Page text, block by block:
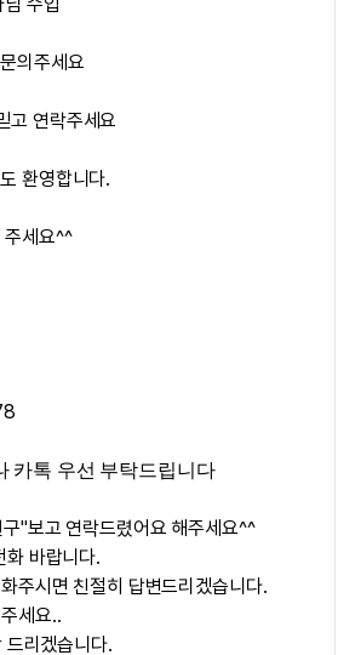
의주세요
고 연락주세요
환영합니다.
주세요^^
카톡 우선 부탁드립니다
"보고 연락드렸어요 해주세요^^
화 바랍니다.
주시면 친절히 답변드리겠습니다.
세요..
리겠습니다.